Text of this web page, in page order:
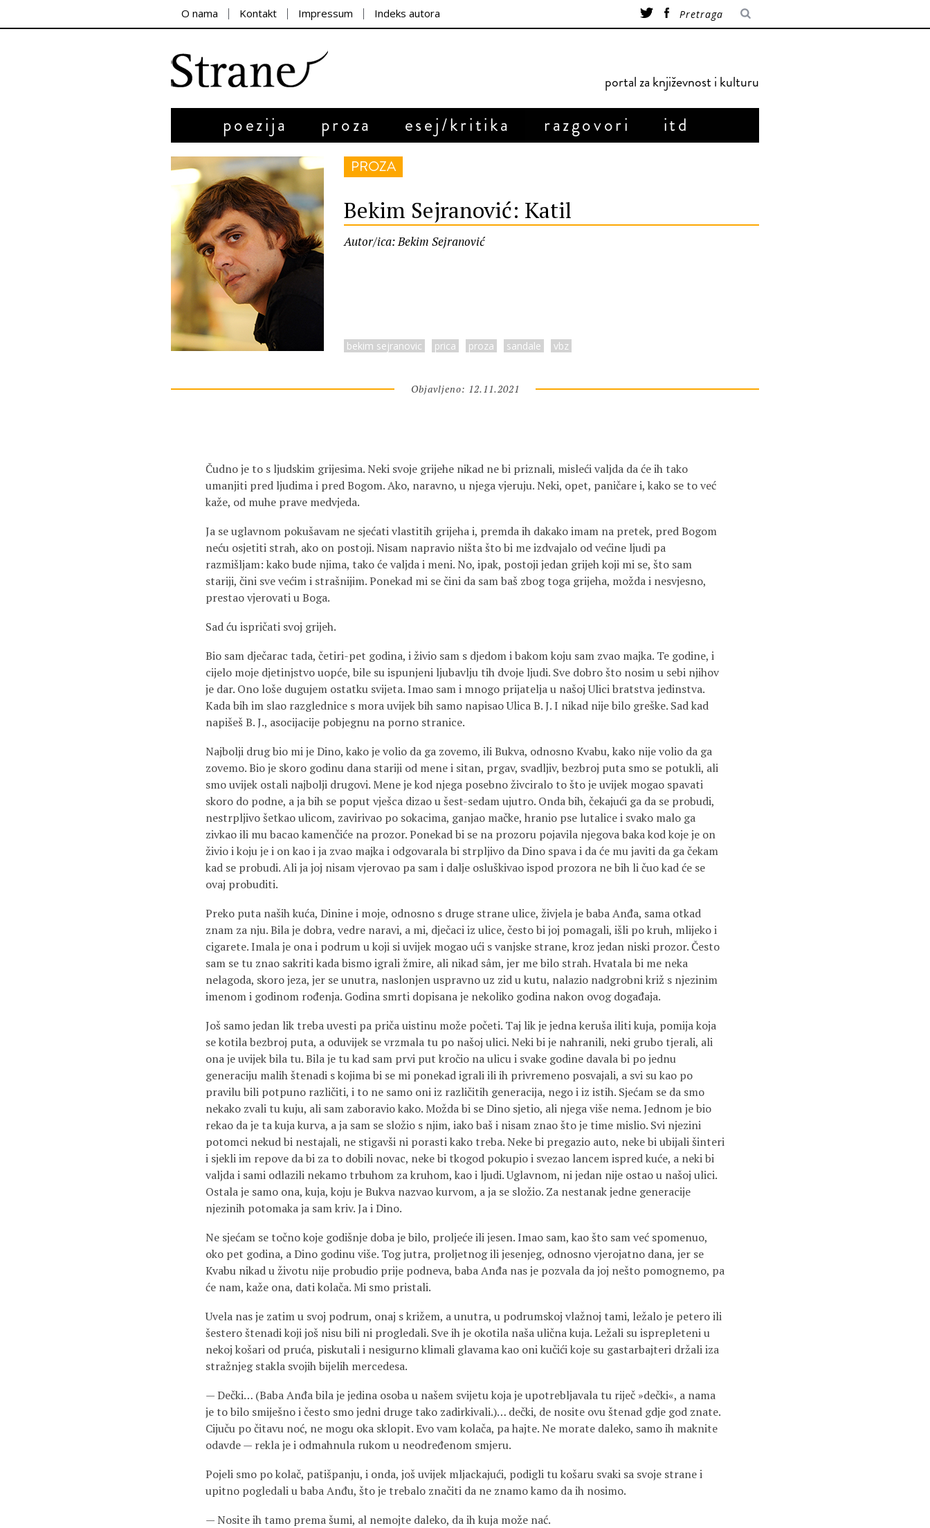
O nama Kontakt Impressum Indeks autora
portal za književnost i kulturu
poezija proza esej/kritika razgovori itd
PROZA
Bekim Sejranović: Katil
Autor/ica: Bekim Sejranović
bekim sejranovic prica proza sandale vbz
Objavljeno: 12.11.2021
Čudno je to s ljudskim grijesima. Neki svoje grijehe nikad ne bi priznali, misleći valjda da će ih tako
umanjiti pred ljudima i pred Bogom. Ako, naravno, u njega vjeruju. Neki, opet, paničare i, kako se to već
kaže, od muhe prave medvjeda.
Ja se uglavnom pokušavam ne sjećati vlastitih grijeha i, premda ih dakako imam na pretek, pred Bogom
neću osjetiti strah, ako on postoji. Nisam napravio ništa što bi me izdvajalo od većine ljudi pa
razmišljam: kako bude njima, tako će valjda i meni. No, ipak, postoji jedan grijeh koji mi se, što sam
stariji, čini sve većim i strašnijim. Ponekad mi se čini da sam baš zbog toga grijeha, možda i nesvjesno,
pre­stao vjerovati u Boga.
Sad ću ispričati svoj grijeh.
Bio sam dječarac tada, četiri-­pet godina, i živio sam s djedom i bakom koju sam zvao majka. Te godine, i
cijelo moje djetinjstvo uopće, bile su ispunjeni ljubavlju tih dvoje ljudi. Sve dobro što nosim u sebi njihov
je dar. Ono loše dugujem ostatku svijeta. Imao sam i mnogo prijatelja u našoj Ulici bratstva jedinstva.
Kada bih im slao razglednice s mora uvijek bih samo napisao Ulica B. J. I nikad nije bilo greške. Sad kad
napišeš B. J., asocijacije pobjegnu na porno stranice.
Najbolji drug bio mi je Dino, kako je volio da ga zovemo, ili Bukva, odnosno Kvabu, kako nije volio da ga
zovemo. Bio je skoro godinu dana stariji od mene i sitan, prgav, svadljiv, bezbroj puta smo se potukli, ali
smo uvijek ostali najbolji drugovi. Mene je kod njega posebno živciralo to što je uvijek mogao spavati
skoro do podne, a ja bih se poput vješca dizao u šest-­sedam ujutro. Onda bih, čekajući ga da se probudi,
nestrpljivo šetkao ulicom, zavirivao po sokacima, ganjao mačke, hranio pse lutalice i svako malo ga
zivkao ili mu bacao kamenčiće na prozor. Ponekad bi se na prozoru poja­vila njegova baka kod koje je on
živio i koju je i on kao i ja zvao majka i odgovarala bi strpljivo da Dino spava i da će mu javiti da ga čekam
kad se probudi. Ali ja joj nisam vje­rovao pa sam i dalje osluškivao ispod prozora ne bih li čuo kad će se
ovaj probuditi.
Preko puta naših kuća, Dinine i moje, odnosno s druge strane ulice, živjela je baba Anđa, sama otkad
znam za nju. Bila je dobra, vedre naravi, a mi, dječaci iz ulice, često bi joj pomagali, išli po kruh, mlijeko i
cigarete. Imala je ona i podrum u koji si uvijek mogao ući s vanjske strane, kroz jedan niski prozor. Često
sam se tu znao sakriti kada bismo igrali žmire, ali nikad sâm, jer me bilo strah. Hvatala bi me neka
nelagoda, skoro jeza, jer se unutra, naslonjen uspravno uz zid u kutu, nalazio nadgrobni križ s njezinim
imenom i godinom rođenja. Godina smrti dopisana je nekoliko godi­na nakon ovog događaja.
Još samo jedan lik treba uvesti pa priča uistinu može početi. Taj lik je jedna keruša iliti kuja, pomija koja
se kotila bezbroj puta, a oduvijek se vrzmala tu po našoj ulici. Neki bi je nahranili, neki grubo tjerali, ali
ona je uvijek bila tu. Bila je tu kad sam prvi put kročio na ulicu i svake godine davala bi po jednu
generaciju malih štenadi s kojima bi se mi ponekad igrali ili ih privremeno posvajali, a svi su kao po
pravilu bili potpuno različiti, i to ne samo oni iz različitih generacija, nego i iz istih. Sjećam se da smo
nekako zvali tu kuju, ali sam zaboravio kako. Možda bi se Dino sjetio, ali njega više nema. Jednom je bio
rekao da je ta kuja kurva, a ja sam se složio s njim, iako baš i nisam znao što je time mislio. Svi njezini
potomci nekud bi nestajali, ne stigavši ni porasti kako treba. Neke bi pregazio auto, neke bi ubijali šinteri
i sjekli im repove da bi za to dobili novac, neke bi tkogod pokupio i svezao lancem ispred kuće, a neki bi
valjda i sami odlazili nekamo trbuhom za kruhom, kao i ljudi. Uglavnom, ni jedan nije ostao u našoj ulici.
Ostala je samo ona, kuja, koju je Bukva nazvao kurvom, a ja se složio. Za nestanak jedne generacije
njezinih potomaka ja sam kriv. Ja i Dino.
Ne sjećam se točno koje godišnje doba je bilo, proljeće ili jesen. Imao sam, kao što sam već spomenuo,
oko pet godina, a Dino godinu više. Tog jutra, proljetnog ili jesenjeg, odnosno vjerojatno dana, jer se
Kvabu nikad u životu nije probudio prije podneva, baba Anđa nas je pozvala da joj nešto pomognemo, pa
će nam, kaže ona, dati kolača. Mi smo pristali.
Uvela nas je zatim u svoj podrum, onaj s križem, a unutra, u podrumskoj vlažnoj tami, ležalo je petero ili
šestero štenadi koji još nisu bili ni progledali. Sve ih je okotila naša ulična kuja. Ležali su isprepleteni u
nekoj košari od pruća, piskutali i nesigurno klimali glavama kao oni kučići koje su gastarba­jteri držali iza
stražnjeg stakla svojih bijelih mercedesa.
— Dečki… (Baba Anđa bila je jedina osoba u našem svi­jetu koja je upotrebljavala tu riječ »dečki«, a nama
je to bilo smiješno i često smo jedni druge tako zadirkivali.)… dečki, de nosite ovu štenad gdje god znate.
Cijuču po čitavu noć, ne mogu oka sklopit. Evo vam kolača, pa hajte. Ne morate daleko, samo ih maknite
odavde — rekla je i odmahnula rukom u neodređenom smjeru.
Pojeli smo po kolač, patišpanju, i onda, još uvijek mljac­kajući, podigli tu košaru svaki sa svoje strane i
upitno pogle­dali u baba Anđu, što je trebalo značiti da ne znamo kamo da ih nosimo.
— Nosite ih tamo prema šumi, al nemojte daleko, da ih kuja može nać.